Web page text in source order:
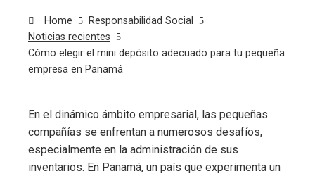
Home
Responsabilidad Social
Noticias recientes
Cómo elegir el mini depósito adecuado para tu pequeña
empresa en Panamá
En el dinámico ámbito empresarial, las pequeñas
compañías se enfrentan a numerosos desafíos,
especialmente en la administración de sus
inventarios. En Panamá, un país que experimenta un